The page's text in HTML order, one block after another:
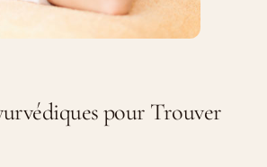
pour Trouver